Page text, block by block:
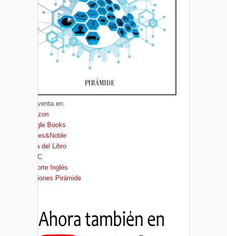
A la venta en:
Amazon
Google Books
Barnes&Noble
Casa del Libro
FNAC
El Corte Inglés
Ediciones Pirámide